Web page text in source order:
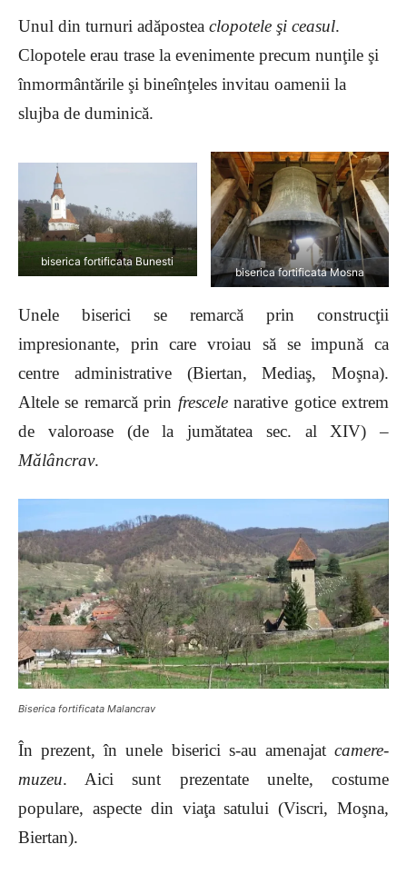
Unul din turnuri adăpostea clopotele şi ceasul.
Clopotele erau trase la evenimente precum nunţile şi
înmormântările şi bineînţeles invitau oamenii la
slujba de duminică.
biserica fortificata Bunesti
biserica fortificata Mosna
Unele biserici se remarcă prin construcţii
impresionante, prin care vroiau să se impună ca
centre administrative (Biertan, Mediaş, Moşna).
Altele se remarcă prin frescelenarative gotice extrem
de valoroase (de la jumătatea sec. al XIV) –
Mălâncrav.
Biserica fortificata Malancrav
În prezent, în unele biserici s-au amenajat camere-
muzeu. Aici sunt prezentate unelte, costume
populare, aspecte din viaţa satului (Viscri, Moşna,
Biertan).